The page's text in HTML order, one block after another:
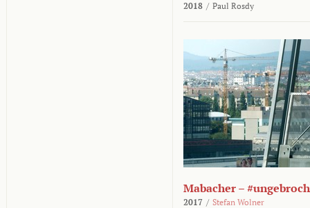
2018 / Paul Rosdy
Mabacher –
2017 / Stefan Wolner